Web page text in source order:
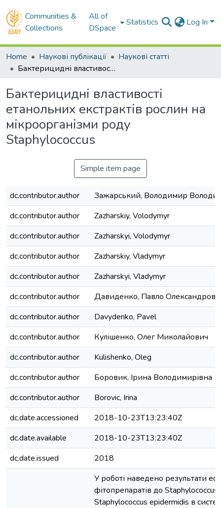
Communities &
Collections
All of
DSpace
Statistics Log In
Home Наукові публікації
Наукові статті
Бактерицидні властивості етанольних екстрактів рослин на мікроорганізми роду Staphylococcus
Бактерицидні властивості
етанольних екстрактів рослин на
мікроорганізми роду
Staphylococcus
Simple item page
dc.contributor.author
Зажарський, Володимир
dc.contributor.author
Zazharskiy, Volodymyr
dc.contributor.author
Zazharskyi, Volodymyr
dc.contributor.author
Zazharskiy, Vladymyr
dc.contributor.author
Zazharskyi, Vladymyr
dc.contributor.author
Давиденко, Павло
dc.contributor.author
Davydenko, Pavel
dc.contributor.author
Кулішенко, Олег Миколайович
dc.contributor.author
Kulishenko, Oleg
dc.contributor.author
Боровик, Ірина Володимирівна
dc.contributor.author
Borovic, Irina
dc.date.accessioned
2018-10-23T13:23:40Z
dc.date.available
2018-10-23T13:23:40Z
dc.date.issued
2018
У роботі наведено результати
фітопрепаратів до Staphylococcus
Staphylococcus epidermidis в